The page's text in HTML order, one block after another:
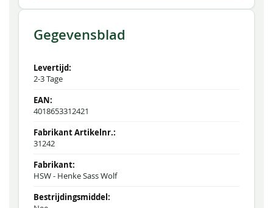
Gegevensblad
2-3 Tage
4018653312421
31242
HSW - Henke Sass Wolf